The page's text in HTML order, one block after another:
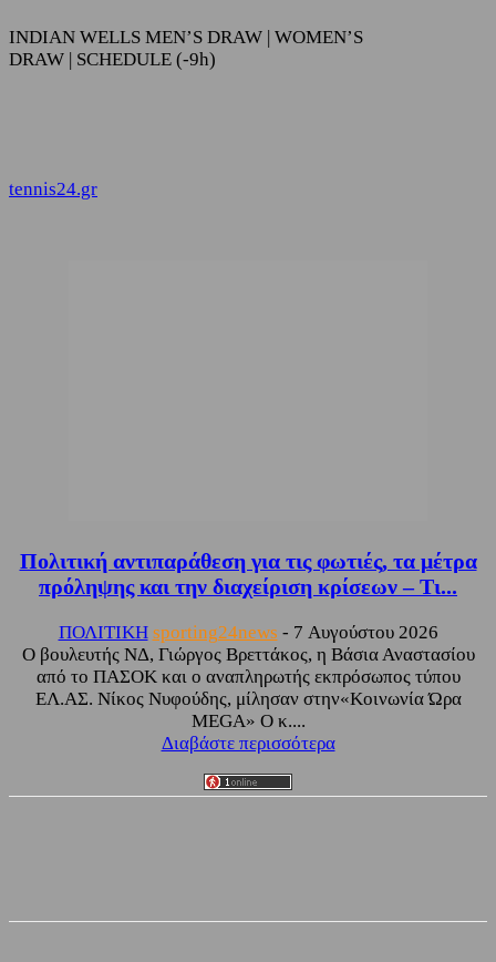
INDIAN WELLS MEN’S DRAW | WOMEN’S
DRAW | SCHEDULE (-9h)
tennis24.gr
Πολιτική αντιπαράθεση για τις φωτιές, τα μέτρα
πρόληψης και την διαχείριση κρίσεων – Τι...
ΠΟΛΙΤΙΚΗ sporting24news - 7 Αυγούστου 2026
Ο βουλευτής ΝΔ, Γιώργος Βρεττάκος, η Βάσια Αναστασίου
από το ΠΑΣΟΚ και ο αναπληρωτής εκπρόσωπος τύπου
ΕΛ.ΑΣ. Νίκος Νυφούδης, μίλησαν στην«Κοινωνία Ώρα
MEGA» Ο κ....
Διαβάστε περισσότερα